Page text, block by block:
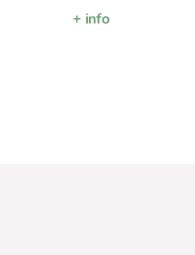
+ info